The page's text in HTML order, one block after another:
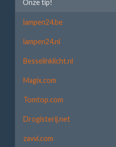
Onze tip!
lampen24.be
lampen24.nl
Besselinklicht.nl
Magix.com
Tomtop.com
Drogisterij.net
zavvi.com